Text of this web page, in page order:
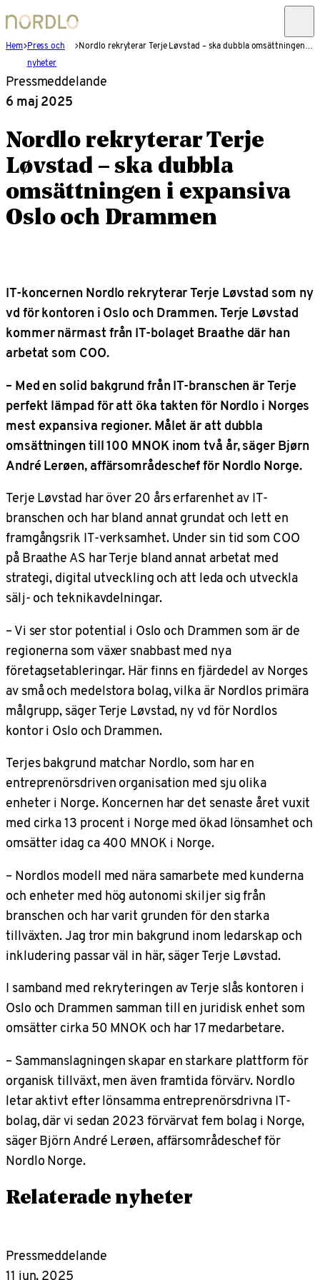
Hem Press och
nyheter
Nordlo rekryterar Terje Løvstad – ska dubbla omsättningen i expansiva Oslo och Drammen
Pressmeddelande
6 maj 2025
Nordlo rekryterar Terje
Løvstad – ska dubbla
omsättningen i expansiva
Oslo och Drammen
IT-koncernen Nordlo rekryterar Terje Løvstad som ny
vd för kontoren i Oslo och Drammen. Terje Løvstad
kommer närmast från IT-bolaget Braathe där han
arbetat som COO.
– Med en solid bakgrund från IT-branschen är Terje
perfekt lämpad för att öka takten för Nordlo i Norges
mest expansiva regioner. Målet är att dubbla
omsättningen till 100 MNOK inom två år, säger Bjørn
André Lerøen, affärsområdeschef för Nordlo Norge.
Terje Løvstad har över 20 års erfarenhet av IT-
branschen och har bland annat grundat och lett en
framgångsrik IT-verksamhet. Under sin tid som COO
på Braathe AS har Terje bland annat arbetat med
strategi, digital utveckling och att leda och utveckla
sälj- och teknikavdelningar.
– Vi ser stor potential i Oslo och Drammen som är de
regionerna som växer snabbast med nya
företagsetableringar. Här finns en fjärdedel av Norges
av små och medelstora bolag, vilka är Nordlos primära
målgrupp, säger Terje Løvstad, ny vd för Nordlos
kontor i Oslo och Drammen.
Terjes bakgrund matchar Nordlo, som har en
entreprenörsdriven organisation med sju olika
enheter i Norge. Koncernen har det senaste året vuxit
med cirka 13 procent i Norge med ökad lönsamhet och
omsätter idag ca 400 MNOK i Norge.
– Nordlos modell med nära samarbete med kunderna
och enheter med hög autonomi skiljer sig från
branschen och har varit grunden för den starka
tillväxten. Jag tror min bakgrund inom ledarskap och
inkludering passar väl in här, säger Terje Løvstad.
I samband med rekryteringen av Terje slås kontoren i
Oslo och Drammen samman till en juridisk enhet som
omsätter cirka 50 MNOK och har 17 medarbetare.
– Sammanslagningen skapar en starkare plattform för
organisk tillväxt, men även framtida förvärv. Nordlo
letar aktivt efter lönsamma entreprenörsdrivna IT-
bolag, där vi sedan 2023 förvärvat fem bolag i Norge,
säger Björn André Lerøen, affärsområdeschef för
Nordlo Norge.
Relaterade nyheter
Pressmeddelande
11 jun, 2025